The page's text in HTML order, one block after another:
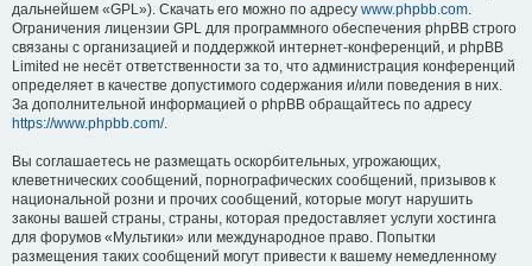
дальнейшем «GPL»). Скачать его можно по адресу www.phpbb.com.
Ограничения лицензии GPL для программного обеспечения phpBB строго
связаны с организацией и поддержкой интернет-конференций, и phpBB
Limited не несёт ответственности за то, что администрация конференций
определяет в качестве допустимого содержания и/или поведения в них.
За дополнительной информацией о phpBB обращайтесь по адресу
https://www.phpbb.com/.
Вы соглашаетесь не размещать оскорбительных, угрожающих,
клеветнических сообщений, порнографических сообщений, призывов к
национальной розни и прочих сообщений, которые могут нарушить
законы вашей страны, страны, которая предоставляет услуги хостинга
для форумов «Мультики» или международное право. Попытки
размещения таких сообщений могут привести к вашему немедленному